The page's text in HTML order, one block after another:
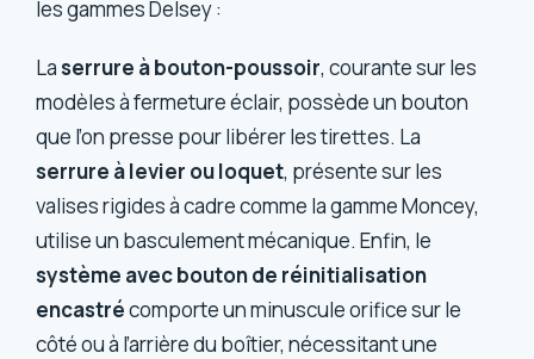
les gammes Delsey :
La serrure à bouton-poussoir, courante sur les
modèles à fermeture éclair, possède un bouton
que l’on presse pour libérer les tirettes. La
serrure à levier ou loquet, présente sur les
valises rigides à cadre comme la gamme Moncey,
utilise un basculement mécanique. Enfin, le
système avec bouton de réinitialisation
encastrécomporte un minuscule orifice sur le
côté ou à l’arrière du boîtier, nécessitant une